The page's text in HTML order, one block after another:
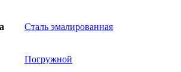
Сталь эмалированная
Погружной